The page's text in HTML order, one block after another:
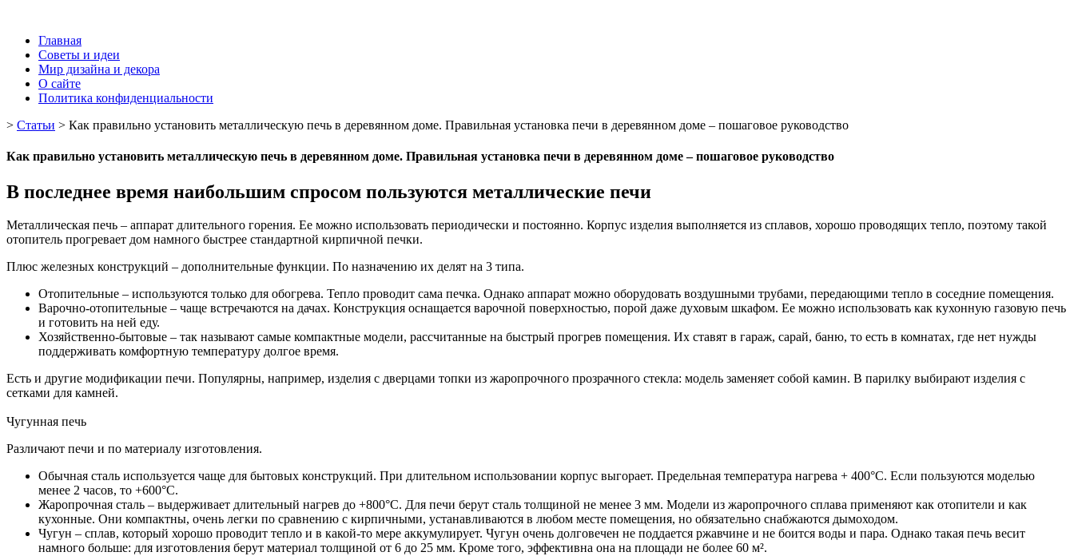
Главная
Советы и идеи
Мир дизайна и декора
О сайте
Политика конфиденциальности
> Статьи > Как правильно установить металлическую печь в деревянном доме. Правильная установка печи в деревянном доме – пошаговое руководство
Как правильно установить металлическую печь в деревянном доме. Правильная установка печи в деревянном доме – пошаговое руководство
В последнее время наибольшим спросом пользуются металлические печи
Металлическая печь – аппарат длительного горения. Ее можно использовать периодически и постоянно. Корпус изделия выполняется из сплавов, хорошо проводящих тепло, поэтому такой
отопитель прогревает дом намного быстрее стандартной кирпичной печки.
Плюс железных конструкций – дополнительные функции. По назначению их делят на 3 типа.
Отопительные – используются только для обогрева. Тепло проводит сама печка. Однако аппарат можно оборудовать воздушными трубами, передающими тепло в соседние помещения.
Варочно-отопительные – чаще встречаются на дачах. Конструкция оснащается варочной поверхностью, порой даже духовым шкафом. Ее можно использовать как кухонную газовую печь
и готовить на ней еду.
Хозяйственно-бытовые – так называют самые компактные модели, рассчитанные на быстрый прогрев помещения. Их ставят в гараж, сарай, баню, то есть в комнатах, где нет нужды
поддерживать комфортную температуру долгое время.
Есть и другие модификации печи. Популярны, например, изделия с дверцами топки из жаропрочного прозрачного стекла: модель заменяет собой камин. В парилку выбирают изделия с
сетками для камней.
Чугунная печь
Различают печи и по материалу изготовления.
Обычная сталь используется чаще для бытовых конструкций. При длительном использовании корпус выгорает. Предельная температура нагрева + 400°С. Если пользуются моделью
менее 2 часов, то +600°С.
Жаропрочная сталь – выдерживает длительный нагрев до +800°С. Для печи берут сталь толщиной не менее 3 мм. Модели из жаропрочного сплава применяют как отопители и как
кухонные. Они компактны, очень легки по сравнению с кирпичными, устанавливаются в любом месте помещения, но обязательно снабжаются дымоходом.
Чугун – сплав, который хорошо проводит тепло и в какой-то мере аккумулирует. Чугун очень долговечен не поддается ржавчине и не боится воды и пара. Однако такая печь весит
намного больше: для изготовления берут материал толщиной от 6 до 25 мм. Кроме того, эффективна она на площади не более 60 м².